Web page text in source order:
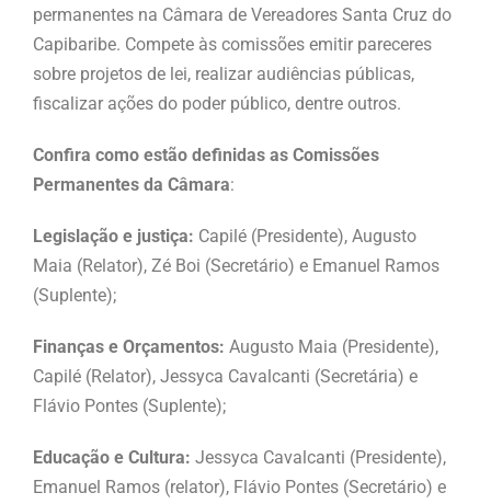
permanentes na Câmara de Vereadores Santa Cruz do
Capibaribe. Compete às comissões emitir pareceres
sobre projetos de lei, realizar audiências públicas,
fiscalizar ações do poder público, dentre outros.
Confira como estão definidas as Comissões
Permanentes da Câmara:
Legislação e justiça: Capilé (Presidente), Augusto
Maia (Relator), Zé Boi (Secretário) e Emanuel Ramos
(Suplente);
Finanças e Orçamentos: Augusto Maia (Presidente),
Capilé (Relator), Jessyca Cavalcanti (Secretária) e
Flávio Pontes (Suplente);
Educação e Cultura: Jessyca Cavalcanti (Presidente),
Emanuel Ramos (relator), Flávio Pontes (Secretário) e